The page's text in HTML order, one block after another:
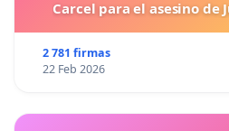
Carcel para el asesino de
2 781 firmas
22 Feb 2026